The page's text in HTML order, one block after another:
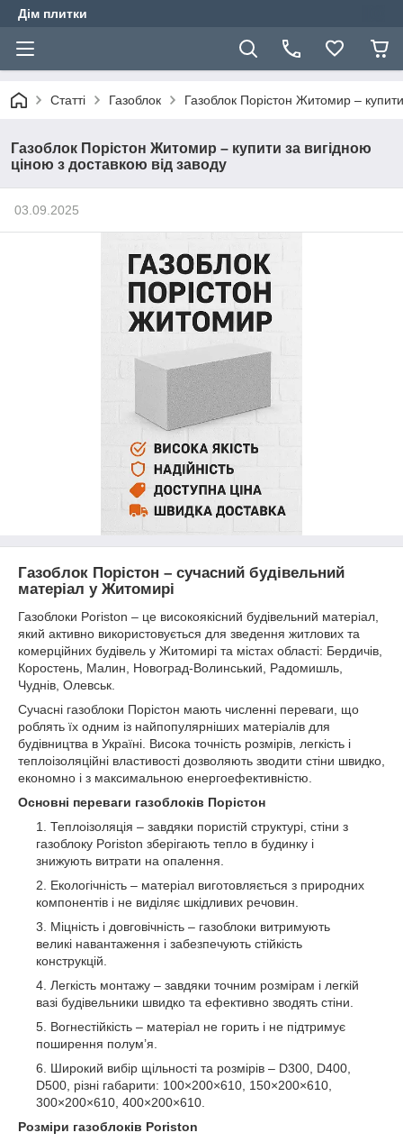
Дім плитки
Статті Газоблок Газоблок Порістон Житомир –
Газоблок Порістон Житомир – купити за вигідною
ціною з доставкою від заводу
03.09.2025
Газоблок Порістон – сучасний будівельний
матеріал у Житомирі
Газоблоки Poriston – це високоякісний будівельний матеріал,
який активно використовується для зведення житлових та
комерційних будівель у Житомирі та містах області: Бердичів,
Коростень, Малин, Новоград-Волинський, Радомишль,
Чуднів, Олевськ.
Сучасні газоблоки Порістон мають численні переваги, що
роблять їх одним із найпопулярніших матеріалів для
будівництва в Україні. Висока точність розмірів, легкість і
теплоізоляційні властивості дозволяють зводити стіни швидко,
економно і з максимальною енергоефективністю.
Основні переваги газоблоків Порістон
Теплоізоляція – завдяки пористій структурі, стіни з
газоблоку Poriston зберігають тепло в будинку і
знижують витрати на опалення.
Екологічність – матеріал виготовляється з природних
компонентів і не виділяє шкідливих речовин.
Міцність і довговічність – газоблоки витримують
великі навантаження і забезпечують стійкість
конструкцій.
Легкість монтажу – завдяки точним розмірам і легкій
вазі будівельники швидко та ефективно зводять стіни.
Вогнестійкість – матеріал не горить і не підтримує
поширення полум’я.
Широкий вибір щільності та розмірів – D300, D400,
D500, різні габарити: 100×200×610, 150×200×610,
300×200×610, 400×200×610.
Розміри газоблоків Poriston